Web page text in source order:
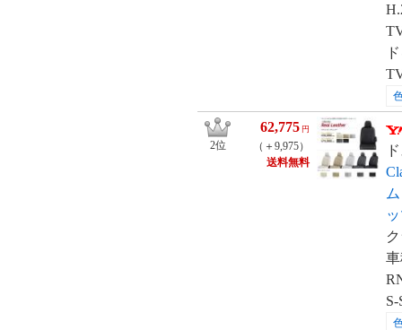
2位
62,775 円
（＋9,975）
送料無料